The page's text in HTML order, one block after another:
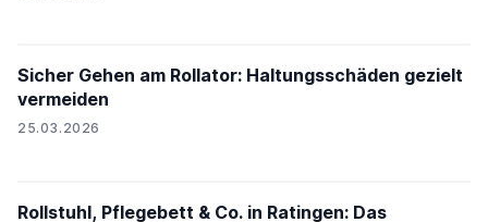
Sicher Gehen am Rollator: Haltungsschäden gezielt
vermeiden
25.03.2026
Rollstuhl, Pflegebett & Co. in Ratingen: Das